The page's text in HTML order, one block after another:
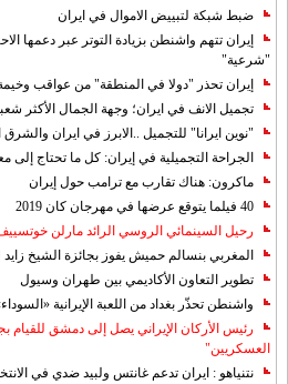
ضبط شبكة لتبييض الاموال في ايران
إيران تتهم واشنطن بزيادة التوتر عبر دعمها
"شرعية"
إيران تحذر "دولا في المنطقة" من عواقب
تجميل الانف في ايران؛ وجهة الجمال الأكثر
"نوين ايرانا" للتجميل ..الابرز في ايران
الجراحة التجميلية في إيران: كل ما تحتاج إلى
ماكرون: هناك تقارب مع ترامب حول إيران
40 فيلما يتوقع عرضها في مهرجان كان 2019
رحيل السينمائي الروسي الرائد مارلن
المغربي بنسالم حميش يفوز بجائزة الشيخ
تطوير التعاون الأكاديمي بين طهران وسيول
واشنطن تحذّر بغداد من اللعبة الإيرانية
رئيس الأركان الإيراني يصل إلى دمشق للقيام
العسكريين"
نتنياهو : ايران تدعم غانتس ولبيد ضدي في